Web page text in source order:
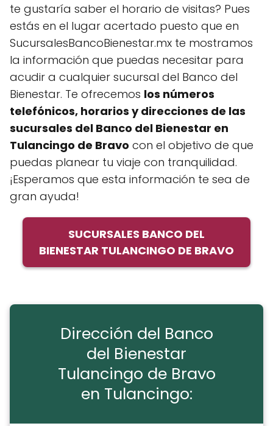
te gustaría saber el horario de visitas? Pues
estás en el lugar acertado puesto que en
SucursalesBancoBienestar.mx te mostramos
la información que puedas necesitar para
acudir a cualquier sucursal del Banco del
Bienestar. Te ofrecemos los números
telefónicos, horarios y direcciones de las
sucursales del Banco del Bienestar en
Tulancingo de Bravo con el objetivo de que
puedas planear tu viaje con tranquilidad.
¡Esperamos que esta información te sea de
gran ayuda!
SUCURSALES BANCO DEL
BIENESTAR TULANCINGO DE BRAVO
Dirección del Banco
del Bienestar
Tulancingo de Bravo
en Tulancingo: